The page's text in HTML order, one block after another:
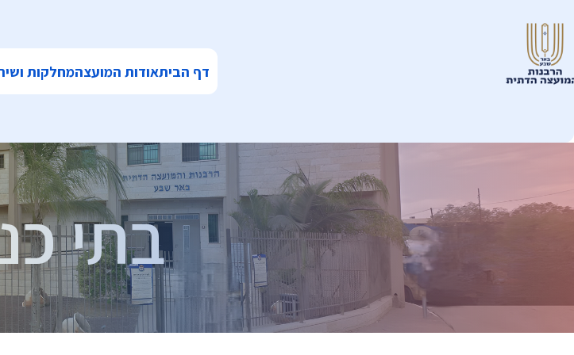
דף הביתאודות המועצהמחלקות
בתי